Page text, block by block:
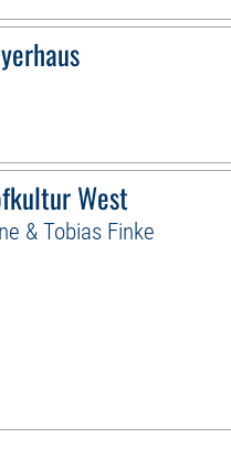
West
& Tobias Finke